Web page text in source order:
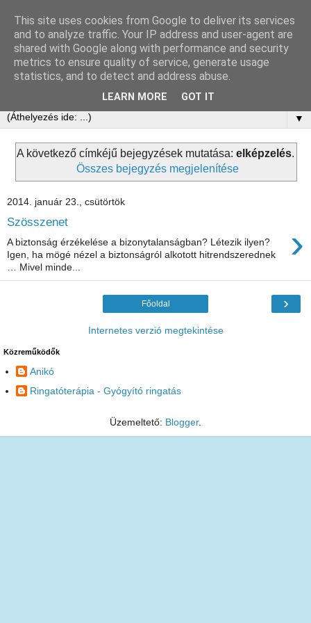
Ringatóterápia
Tovi Browning: The Power of Softness - Holistic Pulsing
▼
A következő címkéjű bejegyzések mutatása: elképzelés.
Összes bejegyzés megjelenítése
2014. január 23., csütörtök
Szösszenet ›
A biztonság érzékelése a bizonytalanságban? Létezik ilyen?
Igen, ha mögé nézel a biztonságról alkotott hitrendszerednek
… Mivel minde...
›
Főoldal
Internetes verzió megtekintése
Közreműködők
Anikó
Ringatóterápia - Gyógyító ringatás
Üzemeltető: Blogger.
This site uses cookies from Google to deliver its services
and to analyze traffic. Your IP address and user-agent are
shared with Google along with performance and security
metrics to ensure quality of service, generate usage
statistics, and to detect and address abuse.
LEARN MORE GOT IT